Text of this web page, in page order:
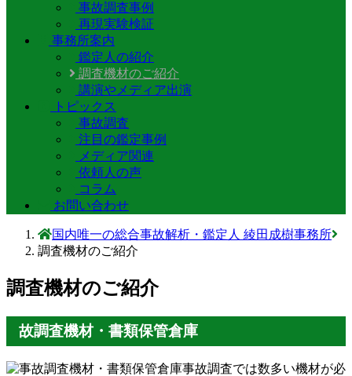
事故調査事例
再現実験検証
事務所案内
鑑定人の紹介
調査機材のご紹介
講演やメディア出演
トピックス
事故調査
注目の鑑定事例
メディア関連
依頼人の声
コラム
お問い合わせ
国内唯一の総合事故解析・鑑定人 綾田成樹事務所
調査機材のご紹介
調査機材のご紹介
故調査機材・書類保管倉庫
事故調査では数多い機材が必